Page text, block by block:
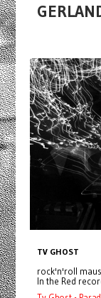
TV GHOST
rock'n'roll
In the Red